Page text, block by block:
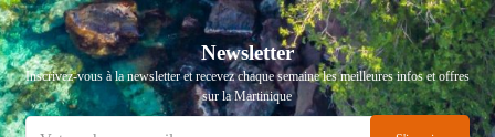
Newsletter
Inscrivez-vous à la newsletter et recevez chaque semaine les meilleures infos et offres
sur la Martinique